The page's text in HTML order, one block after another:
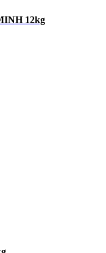
12kg